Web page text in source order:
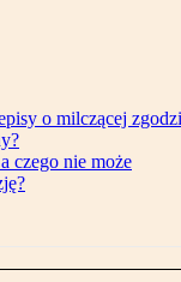
o milczącej
czego nie może